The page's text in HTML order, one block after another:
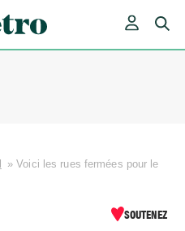
»Voici les rues fermées pour le
SOUTENEZ